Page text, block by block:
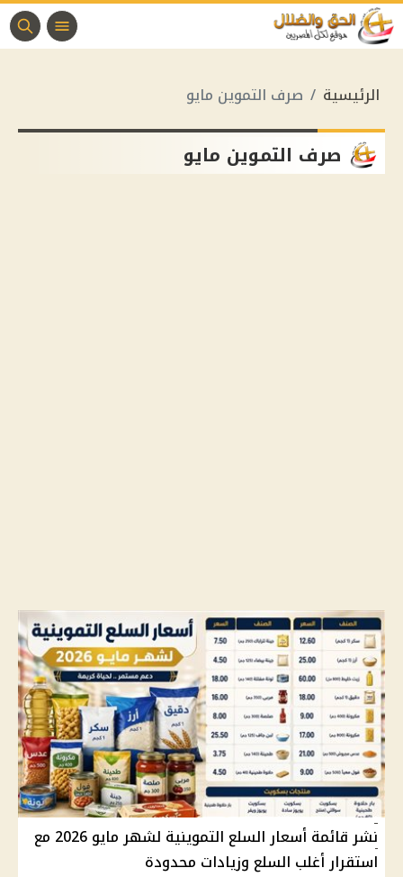
الرئيسية صرف التموين مايو
صرف التموين مايو
نشر قائمة أسعار السلع التموينية لشهر مايو 2026 مع
استقرار أغلب السلع وزيادات محدودة